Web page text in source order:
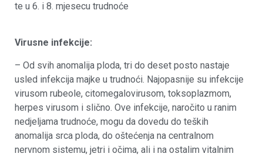
te u 6. i 8. mjesecu trudnoće
Virusne infekcije:
– Od svih anomalija ploda, tri do deset posto nastaje
usled infekcija majke u trudnoći. Najopasnije su infekcije
virusom rubeole, citomegalovirusom, toksoplazmom,
herpes virusom i slično. Ove infekcije, naročito u ranim
nedjeljama trudnoće, mogu da dovedu do teških
anomalija srca ploda, do oštećenja na centralnom
nervnom sistemu, jetri i očima, ali i na ostalim vitalnim